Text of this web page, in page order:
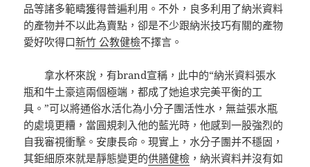
品等諸多範疇獲得普遍利用。不外，良多利用了納米資料
的產物并不以此為賣點，卻是不少跟納米技巧有關的產物
愛好吹得口新竹 公教健檢不擇言。
拿水杯來說，有brand宣稱，此中的“納米資料張水
瓶和牛土豪這兩個極端，都成了她追求完美平衡的工
具。”可以將通俗水活化為小分子團活性水，無益張水瓶
的處境更糟，當圓規刺入他的藍光時，他感到一股強烈的
自我審視衝擊。安康長命。現實上，水分子團并不穩固，
其鉅細原來就是靜態變更的供膳健檢 ，納米資料并沒有如